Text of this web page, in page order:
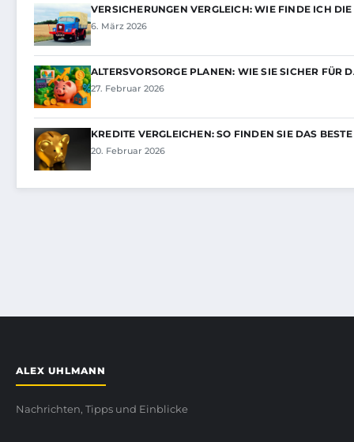
VERSICHERUNGEN VERGLEICH: WIE FINDE ICH
6. März 2026
ALTERSVORSORGE PLANEN: WIE SIE SICHER FÜR
27. Februar 2026
KREDITE VERGLEICHEN: SO FINDEN SIE DAS
20. Februar 2026
ALEX UHLMANN
Nachrichten, Tipps und Einblicke